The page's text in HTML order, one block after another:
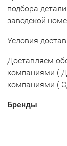
подбора
заводской
Условия
Доставляем
компаниями (
компаниями (
Бренды